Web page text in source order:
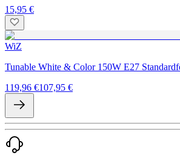
15,95 €
WiZ
Tunable White & Color 150W E27
119,96 €107,95 €